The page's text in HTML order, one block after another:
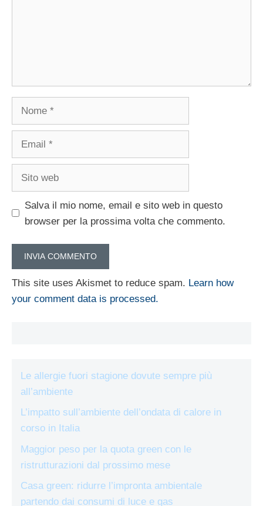
Salva il mio nome, email e sito web in questo
browser per la prossima volta che commento.
This site uses Akismet to reduce spam. Learn how
your comment data is processed.
Le allergie fuori stagione dovute sempre più
all’ambiente
L’impatto sull’ambiente dell’ondata di calore in
corso in Italia
Maggior peso per la quota green con le
ristrutturazioni dal prossimo mese
Casa green: ridurre l’impronta ambientale
partendo dai consumi di luce e gas